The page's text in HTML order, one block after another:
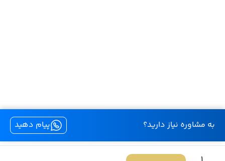
به مشاوره نیاز دارید؟ پیام دهید